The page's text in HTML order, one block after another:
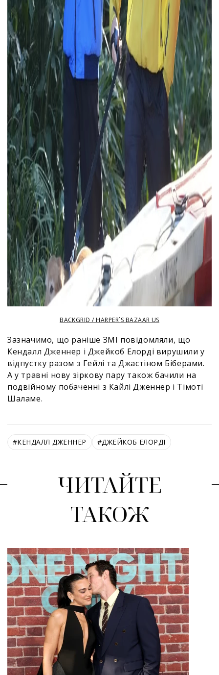
BACKGRID / HARPER`S BAZAAR US
Зазначимо, що раніше ЗМІ повідомляли, що
Кендалл Дженнер і Джейкоб Елорді вирушили у
відпустку разом з Гейлі та Джастіном Біберами.
А у травні нову зіркову пару також бачили на
подвійному побаченні з Кайлі Дженнер і Тімоті
Шаламе.
#КЕНДАЛЛ ДЖЕННЕР #ДЖЕЙКОБ ЕЛОРДІ
ЧИТАЙТЕ
ТАКОЖ